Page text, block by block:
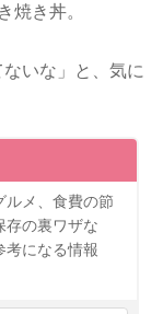
焼き丼。
いな」と、気に
ルメ、食費の節
存の裏ワザな
考になる情報